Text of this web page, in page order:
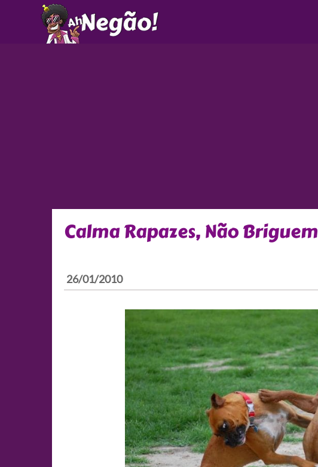
Calma Rapazes, Não Briguem
26/01/2010